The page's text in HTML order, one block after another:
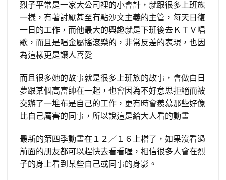
烈子平常是一家大公司裡的小會計，就跟很多上班族
一樣，有著討厭甚至有點沙文主義的主管，每天日復
一日的工作，而他最大的興趣就是下班後去ＫＴＶ唱
歌，而且是唱金屬搖滾樂的，非常反差的表現，也因
為這樣更是讓人喜愛
而且很多她的故事就是很多上班族的故事，會做白日
夢跟某個高富帥在一起，也會因為不好意思拒絕而被
交辦了一堆布是自己的工作，更有時會羨慕那些好像
比自己厲害的同事，所以說這是給大人看的動畫
最新的第四季動畫在１２／１６上檔了，如果沒看過
前面的朋友都可以趕快去看看喔，相信很多人會在烈
子的身上看到某些自己或同事的身影。